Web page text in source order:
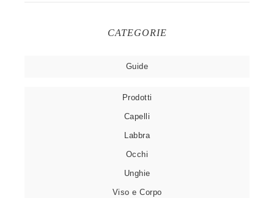
CATEGORIE
Guide
Prodotti
Capelli
Labbra
Occhi
Unghie
Viso e Corpo